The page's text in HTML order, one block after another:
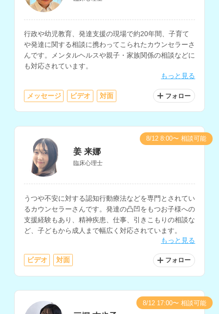
行政や幼児教育、発達支援の現場で約20年間、子育て
や発達に関する相談に携わってこられたカウンセラーさ
んです。メンタルヘルスや親子・家族関係の相談などに
も対応されています。
もっと見る
メッセージ ビデオ 対面 フォロー
姜 来娜
臨床心理士
うつや不安に対する認知行動療法などを専門とされてい
るカウンセラーさんです。発達の凸凹をもつお子様への
支援経験もあり、精神疾患、仕事、引きこもりの相談な
ど、子どもから成人まで幅広く対応されています。
もっと見る
ビデオ 対面 フォロー
8/12 8:00〜 相談可能
8/12 17:00〜 相談可能